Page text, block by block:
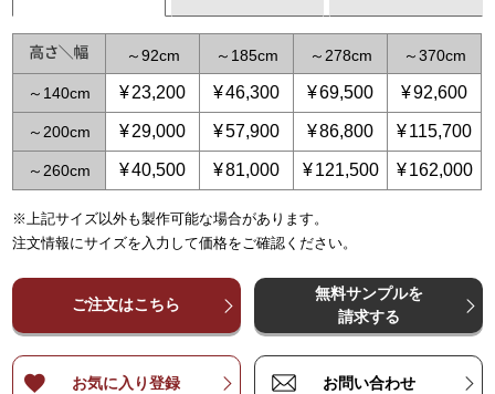
～92 ～ 185 ～ 278 ～370
～ 140 ¥23,200 ¥46,300 ¥69,500 ¥92,600
～ 200 ¥29,000 ¥57,900 ¥86,800 ¥115,700
～ 260 ¥40,500 ¥81,000 ¥121,500 ¥162,000
～59 ～ 139 ～208
¥29,000 57,900 86,800 ¥115,700 ¥
～115 ～231 ～
¥29,000 57,900 ¥86,800 ¥ 115,700
※上記サイズ以外も製作可能な場合があります。
注文情報にサイズを入力して価格をご確認ください。
ご注文はこちら
無料サンプルを
請求する
お気に入り登録 お問い合わせ